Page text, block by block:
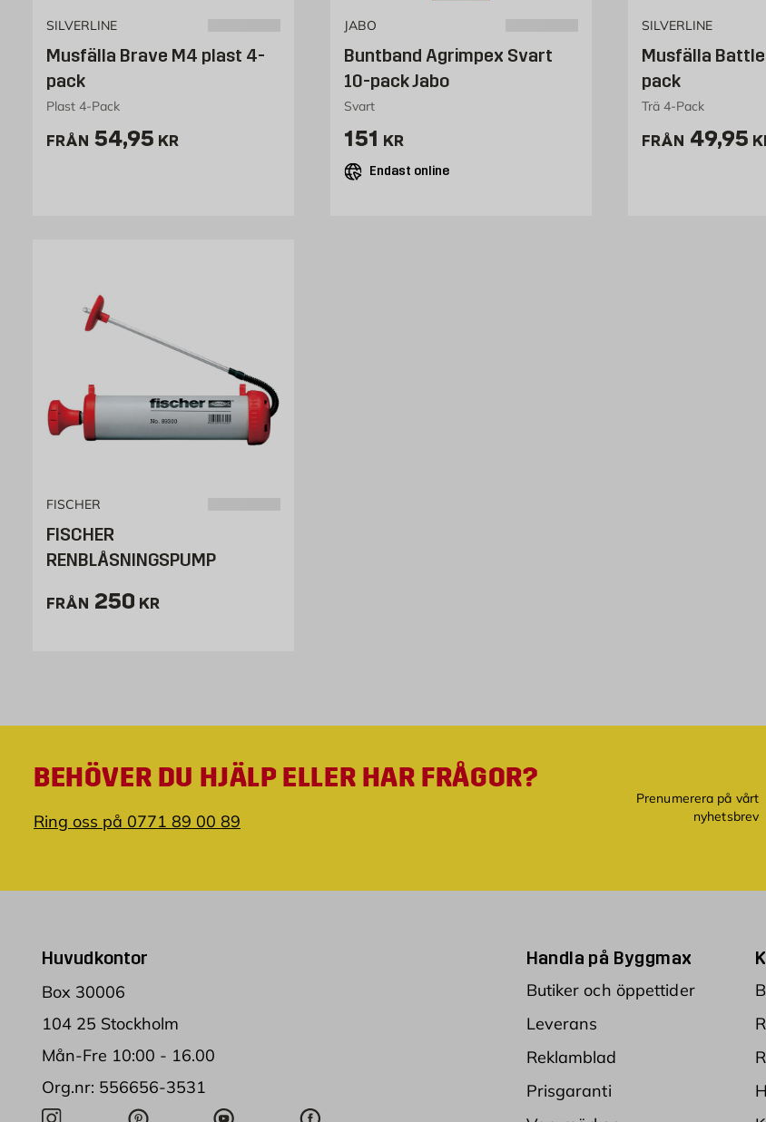
SILVERLINE
Musfälla Brave M4 plast 4-
pack
Plast 4-Pack
FRÅN Pris 54.95 kr
54,95 KR
JABO
Buntband Agrimpex Svart
10-pack Jabo
Svart
Pris 151 kr
151 KR
Endast online
SILVERLINE
Musfälla
pack
Trä 4-Pack
FRÅN Pris
49,95
FISCHER
FISCHER
RENBLÅSNINGSPUMP
FRÅN Pris 250 kr
250 KR
BEHÖVER DU HJÄLP ELLER HAR FRÅGOR?
Ring oss på 0771 89 00 89
Prenumerera på vårt
nyhetsbrev
Huvudkontor
Box 30006
104 25 Stockholm
Mån-Fre 10:00 - 16.00
Org.nr: 556656-3531
Handla på Byggmax
Butiker och öppettider
Leverans
Reklamblad
Prisgaranti